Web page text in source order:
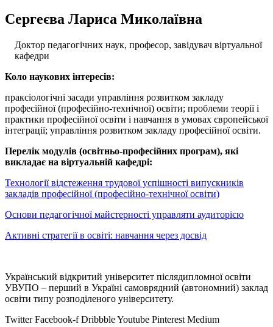
Сергеєва Лариса Миколаївна
Доктор педагогічних наук, професор, завідувач віртуальної
кафедри
Коло наукових інтересів:
праксіологічні засади управління розвитком закладу
професійної (професійно-технічної) освіти; проблеми теорії і
практики професійної освіти і навчання в умовах європейської
інтеграції; управління розвитком закладу професійної освіти.
Перелік модулів (освітньо-професійних програм), які
викладає на віртуальній кафедрі:
Технології відстеження трудової успішності випускників
закладів професійної (професійно-технічної освіти)
Основи педагогічної майстерності управляти аудиторією
Активні стратегії в освіті: навчання через досвід
Український відкритий університет післядипломної освіти
УВУПО – перший в Україні самоврядний (автономний) заклад
освіти типу розподіленого університету.
Twitter Facebook-f DribbbleYoutube Pinterest Medium